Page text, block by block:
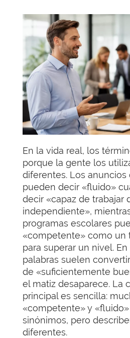
En la vida real, los
porque la gente los
diferentes. Los
pueden decir «fluido»
decir «capaz de trabajar
independiente»,
programas escolares
«competente» como un
para superar un nivel.
palabras suelen
de «suficientemente
el matiz desaparece. La
principal es sencilla:
«competente» y
sinónimos, pero
diferentes.